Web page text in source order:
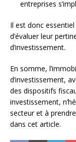
entreprises
Il est donc
d’évaluer leur
d’investissement.
En somme,
d’investissement,
des dispositifs
investissement,
secteur et à
dans cet article.